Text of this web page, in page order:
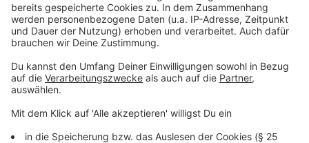
Wasser aufschäumen, sodass es so milchig wird. Auf
den ersten Blick sieht es wie eine Seifenlauge aus. Ein
guter Trick zum Merken: "Sapo" heißt auf lateinisch
Seife. Darum werden Saponine auch häufig in
Kosmetika genutzt. Warum? Ziemlich simpel und gut.
Weil sie die Haut reinigen und gleichzeitig
antientzündlich wirken.
Anzeige